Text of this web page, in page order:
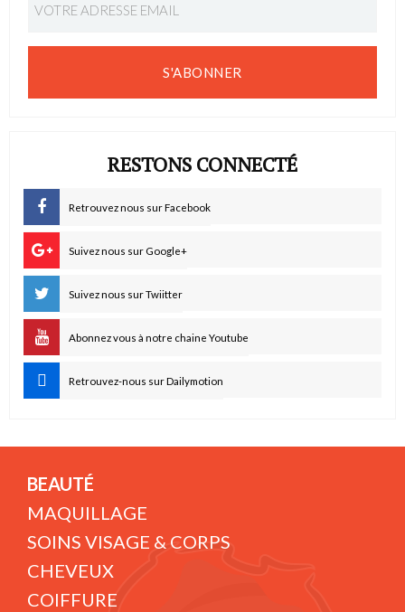
S'ABONNER
RESTONS CONNECTÉ
Retrouvez nous sur Facebook
Suivez nous sur Google+
Suivez nous sur Twiitter
Abonnez vous à notre chaine Youtube
Retrouvez-nous sur Dailymotion
BEAUTÉ
MAQUILLAGE
SOINS VISAGE & CORPS
CHEVEUX
COIFFURE